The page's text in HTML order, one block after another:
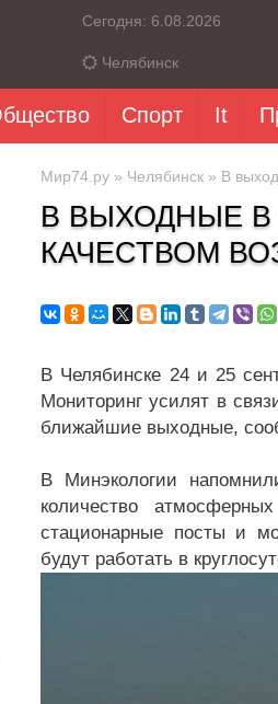
Сегодня: 6.08.2026
Челябинск
Спорт It
Мир74.ру » Челябинск » В
В ВЫХОДНЫЕ В
КАЧЕСТВОМ
В Челябинске 24 и 25
Мониторинг усилят в
ближайшие выходные,
В Минэкологии
количество
стационарные посты и
будут работать в